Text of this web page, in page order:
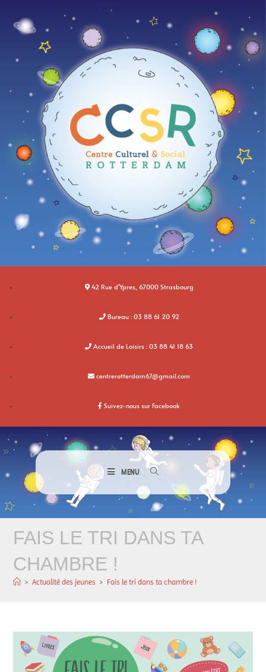
42 Rue d'Ypres, 67000 Strasbourg
Bureau : 03 88 61 20 92
Accueil de Loisirs : 03 88 41 18 63
centrerotterdam67@gmail.com
Suivez-nous sur Facebook
MENU
FAIS LE TRI DANS TA
CHAMBRE !
> Actualité des jeunes > Fais le tri dans ta chambre !